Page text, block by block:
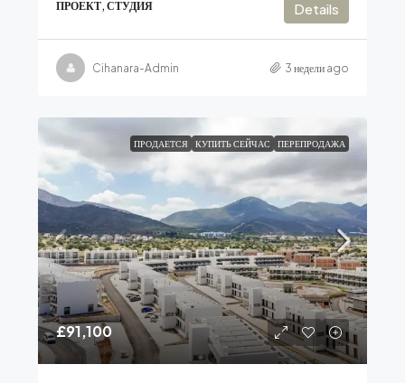
ПРОЕКТ, СТУДИЯ Details
Cihanara-Admin 3 недели ago
ПРОДАЕТСЯ КУПИТЬ СЕЙЧАС ПЕРЕПРОДАЖА
£91,100